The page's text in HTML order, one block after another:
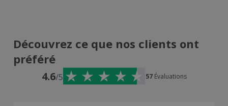
Découvrez ce que nos clients ont
préféré
4.6/5 57 Évaluations